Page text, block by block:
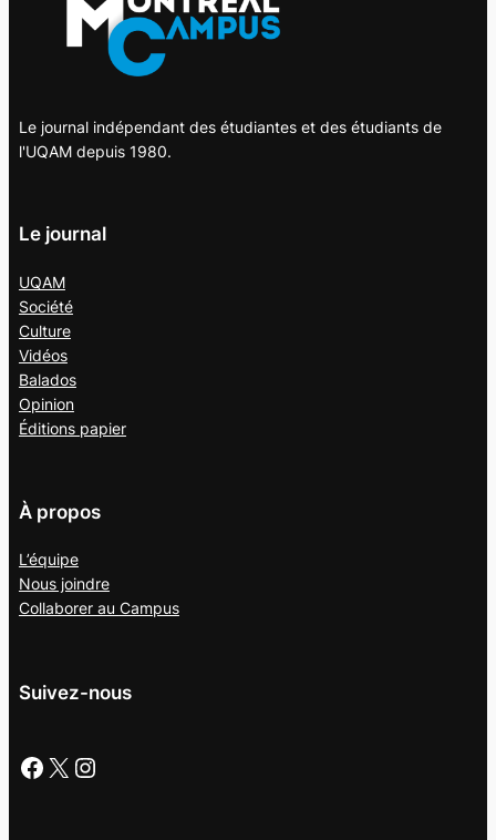
Le journal indépendant des étudiantes et des étudiants de
l'UQAM depuis 1980.
Le journal
UQAM
Société
Culture
Vidéos
Balados
Opinion
Éditions papier
À propos
L’équipe
Nous joindre
Collaborer au Campus
Suivez-nous
Facebook X Instagram